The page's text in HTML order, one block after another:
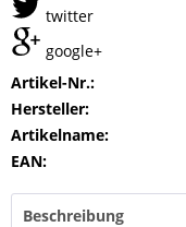
twitter
google+
Artikel-Nr.:
Hersteller:
Artikelname:
EAN:
Beschreibung